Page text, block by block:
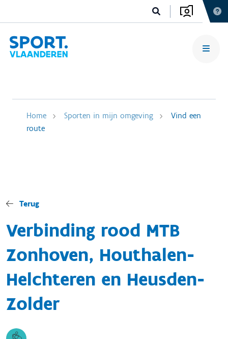
Home Sporten in mijn omgeving
Vind een
route
Terug
Verbinding rood MTB
Zonhoven, Houthalen-
Helchteren en Heusden-
Zolder